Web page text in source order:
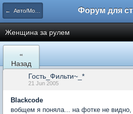
← Авто/Мото и другая техника
Женщина за рулем
«
Назад
Гость_Фильти~_*
21 Jun 2005
Blackcode
вобщем я поняла... на фотке не